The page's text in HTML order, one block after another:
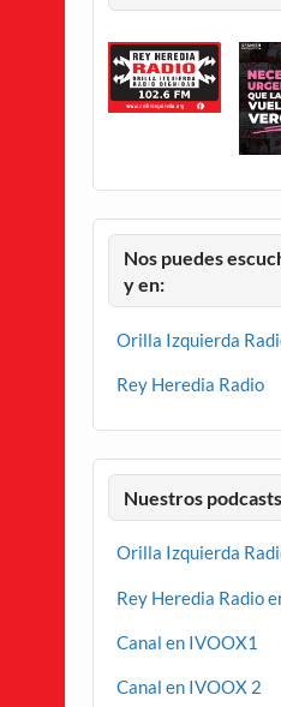
Nos puedes
y en:
Orilla Izquierda
Rey Heredia Radio
Nuestros podcasts
Orilla Izquierda
Rey Heredia Radio
Canal en IVOOX1
Canal en IVOOX 2